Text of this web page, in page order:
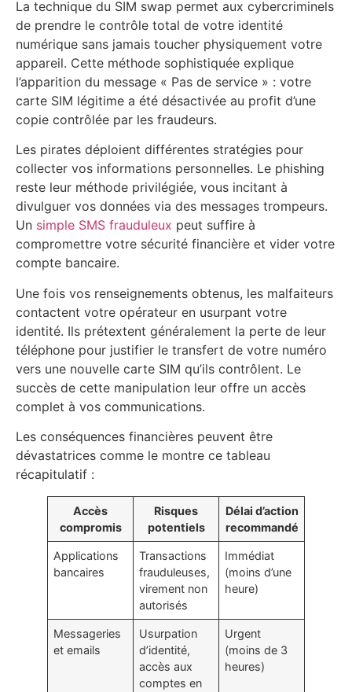
La technique du SIM swap permet aux cybercriminels
de prendre le contrôle total de votre identité
numérique sans jamais toucher physiquement votre
appareil. Cette méthode sophistiquée explique
l’apparition du message « Pas de service » : votre
carte SIM légitime a été désactivée au profit d’une
copie contrôlée par les fraudeurs.
Les pirates déploient différentes stratégies pour
collecter vos informations personnelles. Le phishing
reste leur méthode privilégiée, vous incitant à
divulguer vos données via des messages trompeurs.
Un simple SMS frauduleux peut suffire à
compromettre votre sécurité financière et vider votre
compte bancaire.
Une fois vos renseignements obtenus, les malfaiteurs
contactent votre opérateur en usurpant votre
identité. Ils prétextent généralement la perte de leur
téléphone pour justifier le transfert de votre numéro
vers une nouvelle carte SIM qu’ils contrôlent. Le
succès de cette manipulation leur offre un accès
complet à vos communications.
Les conséquences financières peuvent être
dévastatrices comme le montre ce tableau
récapitulatif :
Accès
compromis
Risques
potentiels
Délai d’action
recommandé
Applications
bancaires
Transactions
frauduleuses,
virement non
autorisés
Immédiat
(moins d’une
heure)
Messageries
et emails
Usurpation
d’identité,
accès aux
comptes en
Urgent
(moins de 3
heures)